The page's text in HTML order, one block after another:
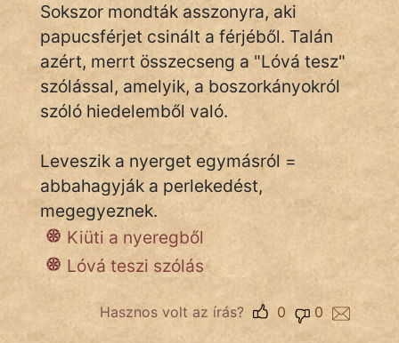
IRODALOM
SZÓLÁS
PSZICHO
ZENE
FILM
ÉLETMÓD
Sokszor mondták asszonyra, aki
papucsférjet csinált a férjéből. Talán
azért, merrt összecseng a "Lóvá tesz"
szólással, amelyik, a boszorkányokról
szóló hiedelemből való.
Leveszik a nyerget egymásról =
abbahagyják a perlekedést,
megegyeznek.
Kiüti a nyeregből
Lóvá teszi szólás
Hasznos volt az írás? 0
0